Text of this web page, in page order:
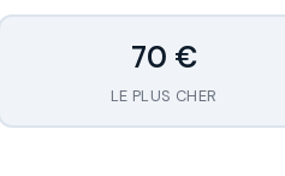
70 €
LE PLUS CHER